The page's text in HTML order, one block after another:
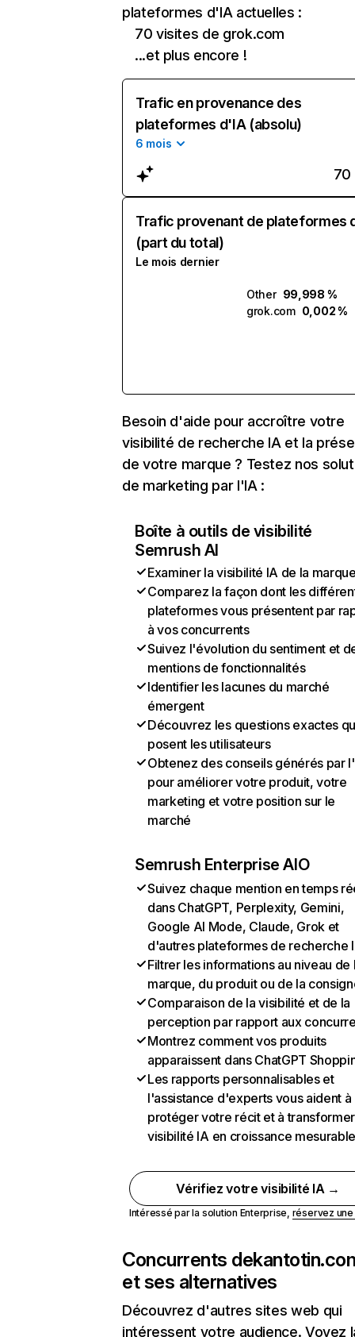
plateformes d'IA actuelles :
70 visites de grok.com
...et plus encore !
Trafic en provenance des
plateformes d'IA (absolu)
6 mois
70
Trafic provenant de plateformes
(part du total)
Le mois dernier
Other 99,998 %
grok.com 0,002 %
Besoin d'aide pour accroître votre
visibilité de recherche IA et la
de votre marque ? Testez nos
de marketing par l'IA :
Boîte à outils de visibilité
Semrush AI
Examiner la visibilité IA de la
Comparez la façon dont les
plateformes vous présentent par
à vos concurrents
Suivez l'évolution du sentiment et
mentions de fonctionnalités
Identifier les lacunes du marché
émergent
Découvrez les questions exactes
posent les utilisateurs
Obtenez des conseils générés par
pour améliorer votre produit, votre
marketing et votre position sur le
marché
Semrush Enterprise AIO
Suivez chaque mention en temps
dans ChatGPT, Perplexity, Gemini,
Google AI Mode, Claude, Grok et
d'autres plateformes de recherche
Filtrer les informations au niveau de
marque, du produit ou de la
Comparaison de la visibilité et de la
perception par rapport aux
Montrez comment vos produits
apparaissent dans ChatGPT
Les rapports personnalisables et
l'assistance d'experts vous aident à
protéger votre récit et à
visibilité IA en croissance
Vérifiez votre visibilité IA →
Intéressé par la solution Enterprise, réservez
Concurrents de
et ses alternatives
Découvrez d'autres sites web qui
intéressent votre audience. Voyez